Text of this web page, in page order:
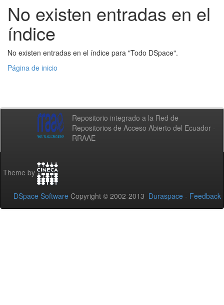
No existen entradas en el
índice
No existen entradas en el índice para "Todo DSpace".
Página de inicio
Repositorio integrado a la Red de
Repositorios de Acceso Abierto del Ecuador -
RRAAE
Theme by
DSpace Software Copyright © 2002-2013 Duraspace - Feedback